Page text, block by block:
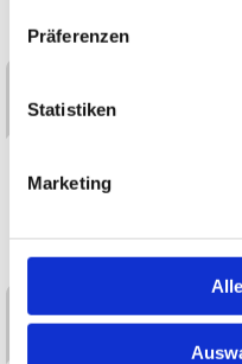
Präferenzen
Statistiken
Marketing
Ganzkörpermassage